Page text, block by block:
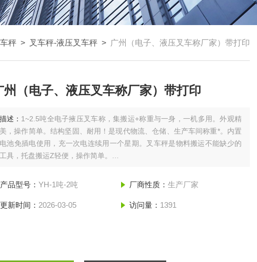
秤 > 叉车秤-液压叉车秤 > 广州（电子、液压叉车称厂家）带打印
州（电子、液压叉车称厂家）带打印
描述： 1~2.5吨全电子掖压叉车称，集搬运+称重与一身，一机多用。外观精
美，操作简单。结构坚固、耐用！是现代物流、仓储、生产车间称重*。内置
电池免插电使用，充一次电连续用一个星期。叉车秤是物料搬运不能缺少的
工具，托盘搬运Z轻便，操作简单。
产品型号：YH-1吨-2吨 厂商性质： 生产厂家
更新时间： 2026-03-05 访问量： 1391